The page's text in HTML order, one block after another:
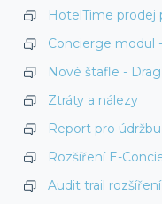
Nové štafle -
Ztráty a nálezy
Report pro údržbu
Rozšíření E-
Audit trail rozšíření